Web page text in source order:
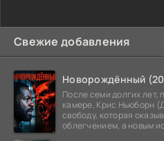
Свежие добавления
Новорождённый
После семи долгих лет,
камере, Крис Ньюборн
свободу, которая
облегчением, а новым